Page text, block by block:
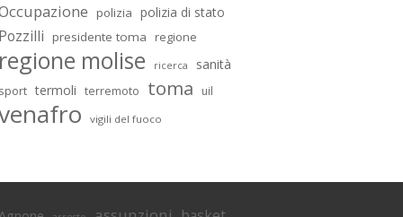
polizia polizia di stato
Pozzilli presidente toma regione
regione molise ricerca sanità
sport termoli terremoto toma uil
vigili del fuoco